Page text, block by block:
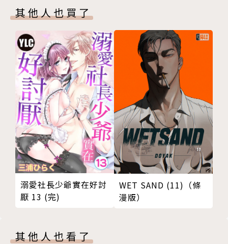
其他人也買了
溺愛社長少爺實在好討
厭 13 (完)
WET SAND (11)（條
漫版）
其他人也看了